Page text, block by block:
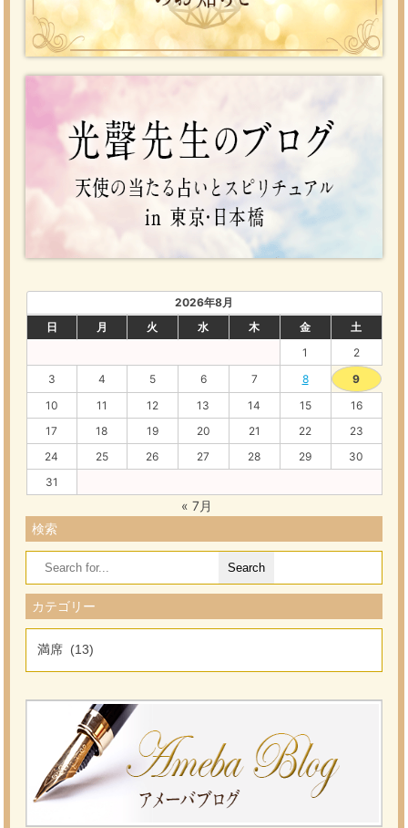
2026年8月
日
月 火 水 木 金
土
1
2
3
4 5 6 7 8
9
10
11 12 13 14 15
16
17
18 19 20 21 22
23
24
25 26 27 28 29
30
31
« 7月
検索
Search
for:
カテゴリー